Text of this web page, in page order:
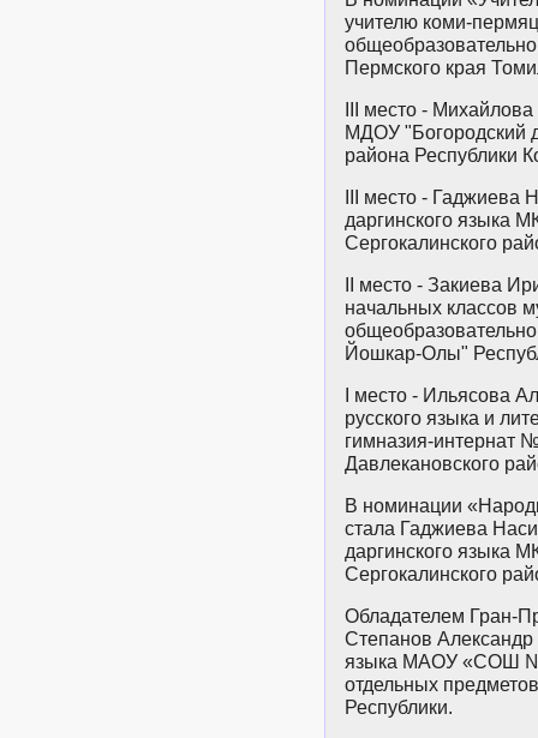
учителю коми-
Пермского края
III место -
МДОУ "Богородский
района Республики
III место - Гаджиева
даргинского языка
Сергокалинского
II место - Закиева
начальных классов
Йошкар-Олы"
I место - Ильясова
русского языка и
гимназия-интернат
Давлекановского
В номинации
стала Гаджиева
даргинского языка
Сергокалинского
Обладателем Гран-
Степанов Александр
языка МАОУ «СОШ
отдельных
Республики.